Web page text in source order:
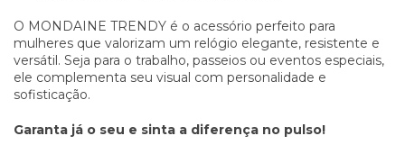
O MONDAINE TRENDY é o acessório perfeito para
mulheres que valorizam um relógio elegante, resistente e
versátil. Seja para o trabalho, passeios ou eventos especiais,
ele complementa seu visual com personalidade e
sofisticação.
Garanta já o seu e sinta a diferença no pulso!